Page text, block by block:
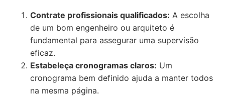
Contrate profissionais qualificados: A escolha
de um bom engenheiro ou arquiteto é
fundamental para assegurar uma supervisão
eficaz.
Estabeleça cronogramas claros: Um
cronograma bem definido ajuda a manter todos
na mesma página.